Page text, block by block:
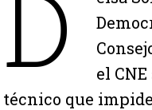
el
técnico que